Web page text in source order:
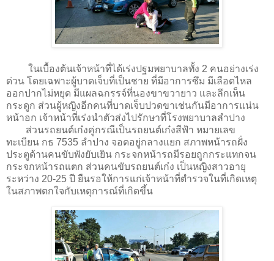
ในเบื้องต้นเจ้าหน้าที่ได้เร่งปฐมพยาบาลทั้ง 2 คนอย่างเร่ง
ด่วน โดยเฉพาะผู้บาดเจ็บที่เป็นชาย ที่มีอาการซึม มีเลือดไหล
ออกปากไม่หยุด มีแผลฉกรรจ์ที่นองขาขวายาว และลึกเห็น
กระดูก ส่วนผู้หญิงอีกคนที่บาดเจ็บปวดขาเช่นกันมีอาการแน่น
หน้าอก เจ้าหน้าที่เร่งนำตัวส่งไปรักษาที่โรงพยาบาลลำปาง
ส่วนรถยนต์เก๋งคู่กรณีเป็นรถยนต์เก๋งสีฟ้า หมายเลข
ทะเบียน กธ 7535 ลำปาง จอดอยู่กลางแยก สภาพหน้ารถฝั่ง
ประตูด้านคนขับพังยับเยิน กระจกหน้ารถมีรอยถูกกระแทกจน
กระจกหน้ารถแตก ส่วนคนขับรถยนต์เก๋ง เป็นหญิงสาวอายุ
ระหว่าง 20-25 ปี ยืนรอให้การแก่เจ้าหน้าที่ตำรวจในที่เกิดเหตุ
ในสภาพตกใจกับเหตุการณ์ที่เกิดขึ้น